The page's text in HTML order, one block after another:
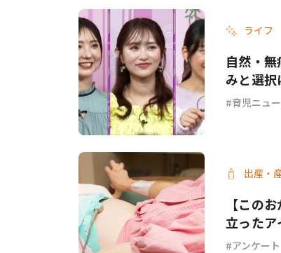
ライフ
自然・
みと選択
育児ニュ
出産・
【この
立ったア
アンケート